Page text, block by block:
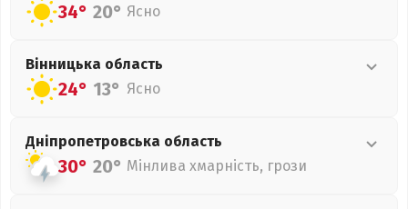
34° 20° Ясно
Вінницька область
24° 13° Ясно
Дніпропетровська область
30° 20° Мінлива хмарність, грози